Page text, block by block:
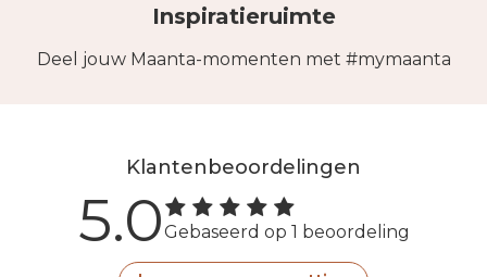
Inspiratieruimte
Deel jouw Maanta-momenten met #mymaanta
Klantenbeoordelingen
5.0Gebaseerd op 1 beoordeling